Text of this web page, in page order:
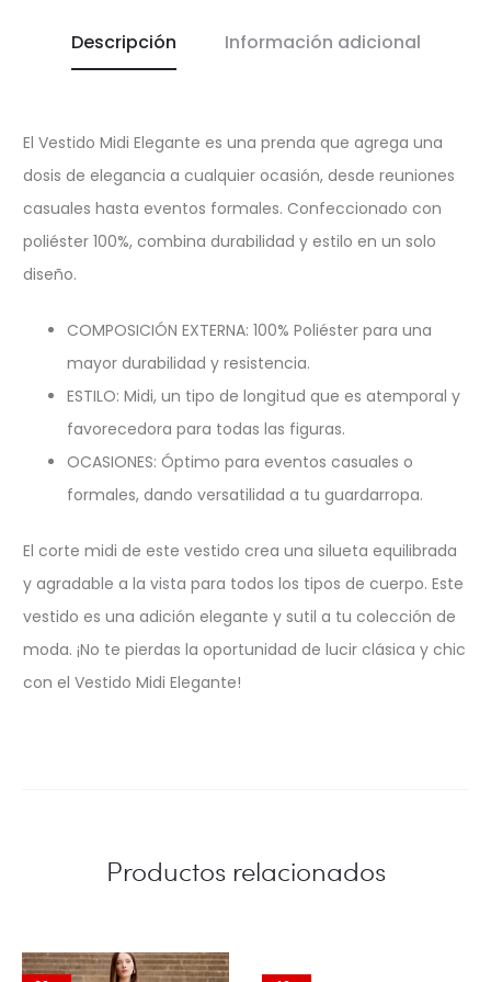
Descripción Información adicional
El Vestido Midi Elegante es una prenda que agrega una
dosis de elegancia a cualquier ocasión, desde reuniones
casuales hasta eventos formales. Confeccionado con
poliéster 100%, combina durabilidad y estilo en un solo
diseño.
COMPOSICIÓN EXTERNA: 100% Poliéster para una
mayor durabilidad y resistencia.
ESTILO: Midi, un tipo de longitud que es atemporal y
favorecedora para todas las figuras.
OCASIONES: Óptimo para eventos casuales o
formales, dando versatilidad a tu guardarropa.
El corte midi de este vestido crea una silueta equilibrada
y agradable a la vista para todos los tipos de cuerpo. Este
vestido es una adición elegante y sutil a tu colección de
moda. ¡No te pierdas la oportunidad de lucir clásica y chic
con el Vestido Midi Elegante!
Productos relacionados